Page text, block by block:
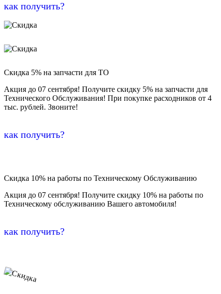
как получить?
Скидка 5% на запчасти для ТО
Акция до 07 сентября! Получите скидку 5% на запчасти для
Технического Обслуживания! При покупке расходников от 4
тыс. рублей. Звоните!
как получить?
Скидка 10% на работы по Техническому Обслуживанию
Акция до 07 сентября! Получите скидку 10% на работы по
Техническому обслуживанию Вашего автомобиля!
как получить?